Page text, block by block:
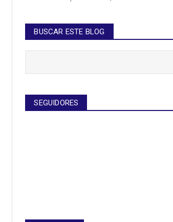
BUSCAR ESTE BLOG
SEGUIDORES